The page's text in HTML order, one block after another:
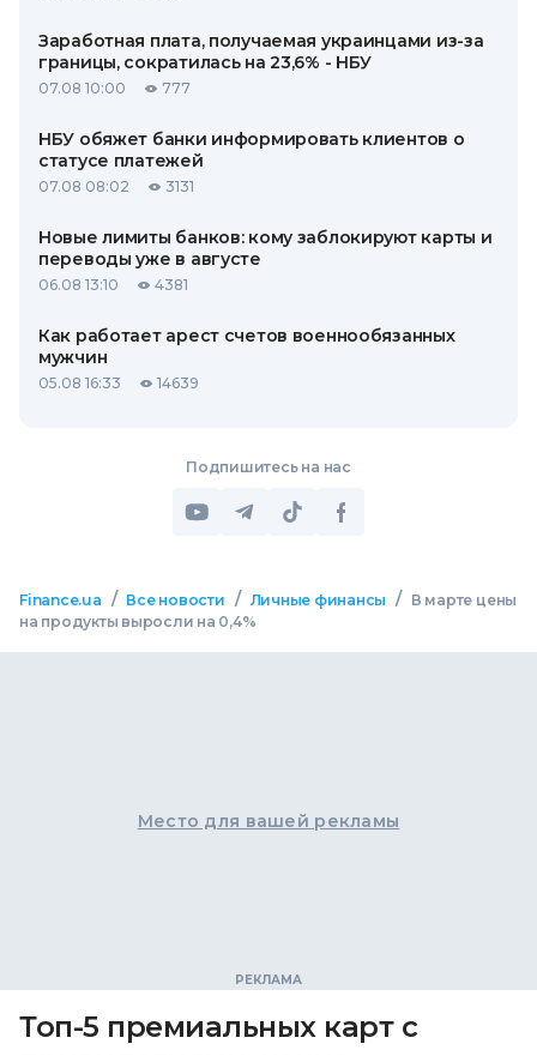
Заработная плата, получаемая украинцами из-за
границы, сократилась на 23,6% - НБУ
07.08 10:00 777
НБУ обяжет банки информировать клиентов о
статусе платежей
07.08 08:02 3131
Новые лимиты банков: кому заблокируют карты и
переводы уже в августе
06.08 13:10 4381
Как работает арест счетов военнообязанных
мужчин
05.08 16:33 14639
Подпишитесь на нас
Finance.ua / Все новости / Личные финансы /
В марте цены
на продукты выросли на 0,4%
Место для вашей рекламы
Топ-5 премиальных карт с